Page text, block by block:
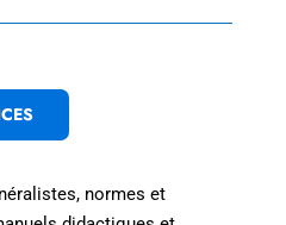
normes et